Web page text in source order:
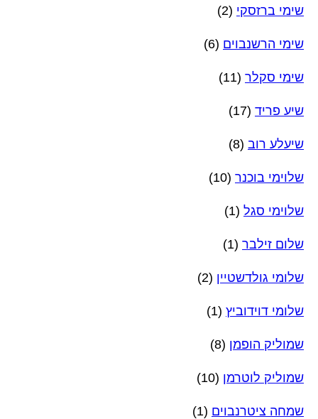
שימי ברזסקי (2)
שימי הרשנבוים (6)
שימי סקלר (11)
שיע פריד (17)
שיעלע רוב (8)
שלוימי בוכנר (10)
שלוימי סגל (1)
שלום זילבר (1)
שלומי גולדשטיין (2)
שלומי דוידוביץ (1)
שמוליק הופמן (8)
שמוליק לוטרמן (10)
שמחה ציטרנבוים (1)